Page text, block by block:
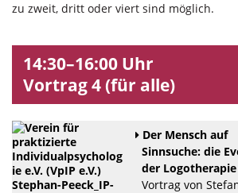
zu zweit, dritt oder viert sind möglich.
14:30–16:00 Uhr
Vortrag 4 (für alle)
Der Mensch auf
Sinnsuche: die
der Logotherapie
Vortrag von